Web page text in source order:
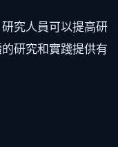
究人員可以提高研
研究和實踐提供有